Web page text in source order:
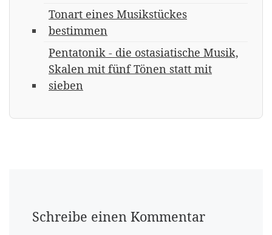
Tonart eines Musikstückes
bestimmen
Pentatonik - die ostasiatische Musik,
Skalen mit fünf Tönen statt mit
sieben
Schreibe einen Kommentar